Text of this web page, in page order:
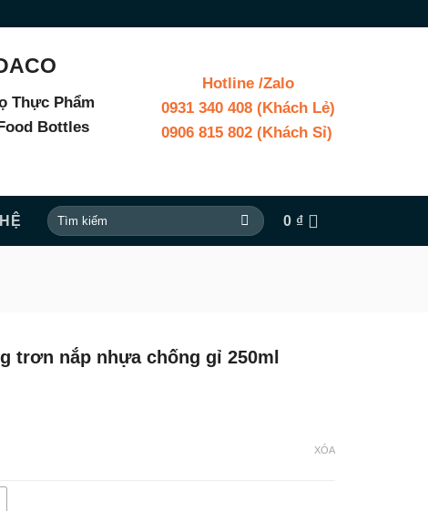
Thực Phẩm
Bottles
Hotline /Zalo
0931 340 408 (Khách Lẻ)
0906 815 802 (Khách Sỉ)
Tìm
kiếm:
0 ₫
trơn nắp nhựa chống gỉ 250ml
₫
XÓA